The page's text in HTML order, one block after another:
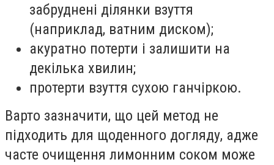
забруднені ділянки взуття
(наприклад, ватним диском);
акуратно потерти і залишити на
декілька хвилин;
протерти взуття сухою ганчіркою.
Варто зазначити, що цей метод не
підходить для щоденного догляду, адже
часте очищення лимонним соком може